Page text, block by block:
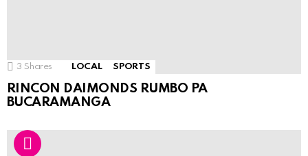
3 Shares LOCAL SPORTS
RINCON DAIMONDS RUMBO PA
BUCARAMANGA